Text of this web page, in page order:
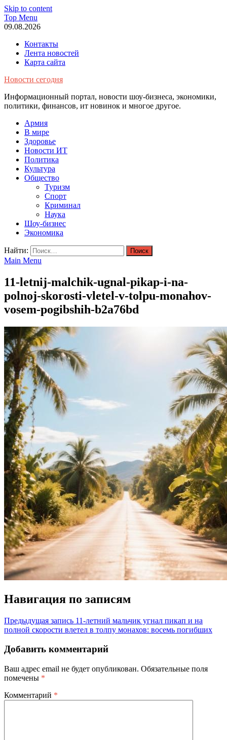
Skip to content
Top Menu
09.08.2026
Контакты
Лента новостей
Карта сайта
Новости сегодня
Информационный портал, новости шоу-бизнеса, экономики,
политики, финансов, ит новинок и многое другое.
Армия
В мире
Здоровье
Новости ИТ
Политика
Культура
Общество
Туризм
Спорт
Криминал
Наука
Шоу-бизнес
Экономика
Найти:
Main Menu
11-letnij-malchik-ugnal-pikap-i-na-
polnoj-skorosti-vletel-v-tolpu-monahov-
vosem-pogibshih-b2a76bd
Навигация по записям
Предыдущая запись 11-летний мальчик угнал пикап и на
полной скорости влетел в толпу монахов: восемь погибших
Добавить комментарий
Ваш адрес email не будет опубликован. Обязательные поля
помечены *
Комментарий *